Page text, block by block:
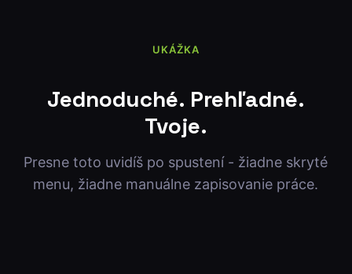
UKÁŽKA
Jednoduché. Prehľadné.
Tvoje.
Presne toto uvidíš po spustení - žiadne skryté
menu, žiadne manuálne zapisovanie práce.